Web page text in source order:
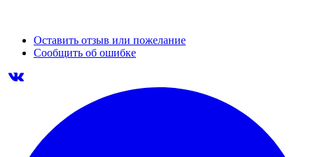
Оставить отзыв или пожелание
Сообщить об ошибке